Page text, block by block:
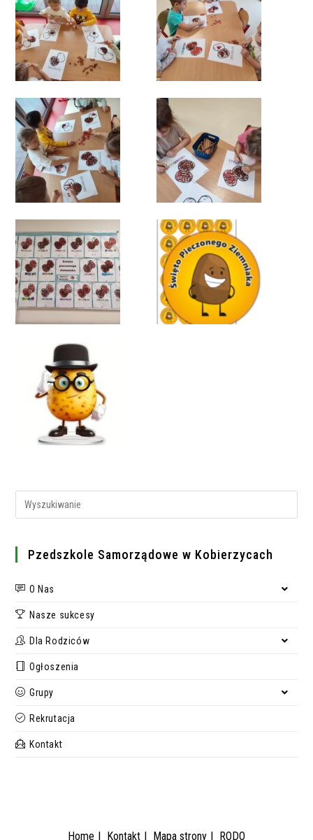
Search
for:
Pzedszkole Samorządowe w Kobierzycach
O Nas
Nasze sukcesy
Dla Rodziców
Ogłoszenia
Grupy
Rekrutacja
Kontakt
Home Kontakt Mapa strony RODO